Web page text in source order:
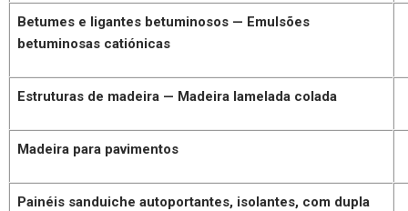
Betumes e ligantes betuminosos — Emulsões
betuminosas catiónicas
Estruturas de madeira — Madeira lamelada colada
Madeira para pavimentos
Painéis sanduiche autoportantes, isolantes, com dupla